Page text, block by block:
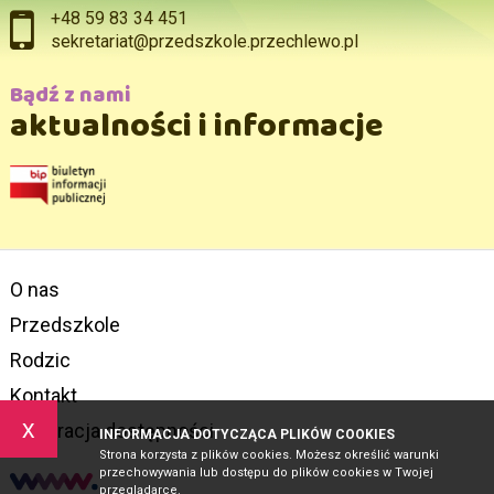
x INFORMACJA DOTYCZĄCA PLIKÓW COOKIES
Strona korzysta z plików cookies. Możesz określić warunki
przechowywania lub dostępu do plików cookies w Twojej
przeglądarce.
+48 59 83 34 451
sekretariat@przedszkole.przechlewo.pl
Bądź z nami
aktualności i informacje
O nas
Przedszkole
Rodzic
Kontakt
Deklaracja dostępności